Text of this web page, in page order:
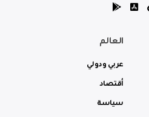
العالم
عربي ودولي
أقتصاد
سياسة